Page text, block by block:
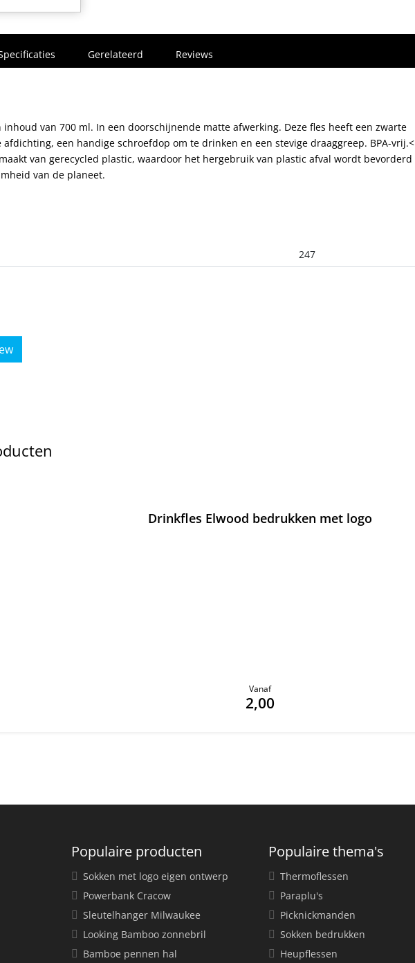
Gerelateerd Reviews
inhoud van 700 ml. In een doorschijnende matte afwerking. Deze fles heeft een zwarte
een handige schroefdop om te drinken en een stevige draaggreep. BPA-
van gerecycled plastic, waardoor het hergebruik van plastic afval wordt bevorderd
van de planeet.
247
Drinkfles Elwood bedrukken met logo
Vanaf
2,00
Populaire producten
Sokken met logo eigen ontwerp
Powerbank Cracow
Sleutelhanger Milwaukee
Looking Bamboo zonnebril
Bamboe pennen hal
Populaire thema's
Thermoflessen
Paraplu's
Picknickmanden
Sokken bedrukken
Heupflessen